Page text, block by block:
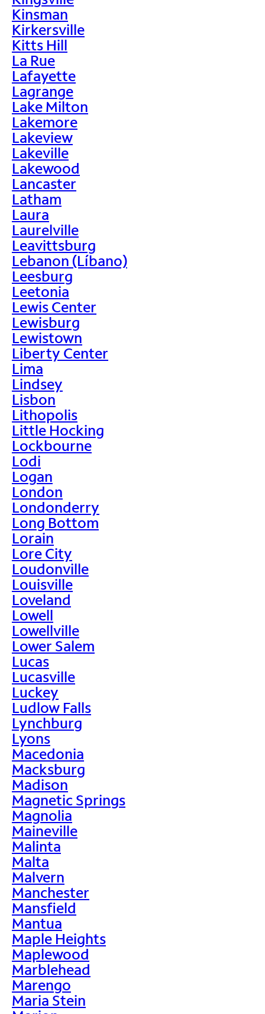
Kinsman
Kirkersville
Kitts Hill
La Rue
Lafayette
Lagrange
Lake Milton
Lakemore
Lakeview
Lakeville
Lakewood
Lancaster
Latham
Laura
Laurelville
Leavittsburg
Lebanon (Líbano)
Leesburg
Leetonia
Lewis Center
Lewisburg
Lewistown
Liberty Center
Lima
Lindsey
Lisbon
Lithopolis
Little Hocking
Lockbourne
Lodi
Logan
London
Londonderry
Long Bottom
Lorain
Lore City
Loudonville
Louisville
Loveland
Lowell
Lowellville
Lower Salem
Lucas
Lucasville
Luckey
Ludlow Falls
Lynchburg
Lyons
Macedonia
Macksburg
Madison
Magnetic Springs
Magnolia
Maineville
Malinta
Malta
Malvern
Manchester
Mansfield
Mantua
Maple Heights
Maplewood
Marblehead
Marengo
Maria Stein